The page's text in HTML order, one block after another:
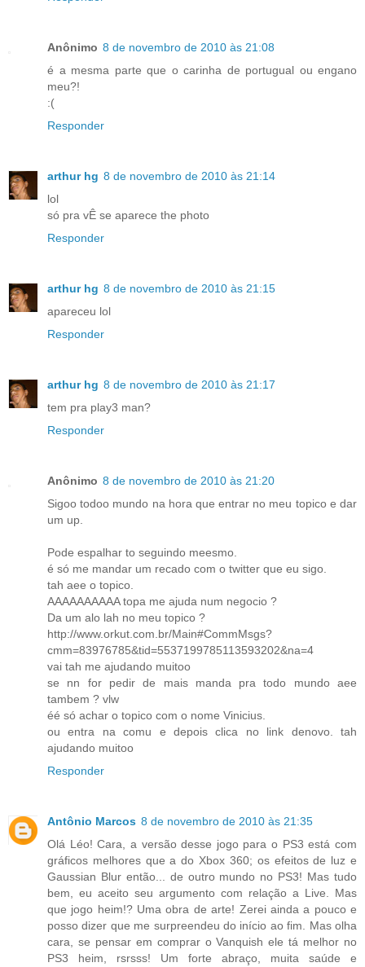
Anônimo 8 de novembro de 2010 às 21:08
é a mesma parte que o carinha de portugual ou engano
meu?!
:(
Responder
arthur hg 8 de novembro de 2010 às 21:14
lol
só pra vÊ se aparece the photo
Responder
arthur hg 8 de novembro de 2010 às 21:15
apareceu lol
Responder
arthur hg 8 de novembro de 2010 às 21:17
tem pra play3 man?
Responder
Anônimo 8 de novembro de 2010 às 21:20
Sigoo todoo mundo na hora que entrar no meu topico e dar
um up.
Pode espalhar to seguindo meesmo.
é só me mandar um recado com o twitter que eu sigo.
tah aee o topico.
AAAAAAAAAA topa me ajuda num negocio ?
Da um alo lah no meu topico ?
http://www.orkut.com.br/Main#CommMsgs?
cmm=83976785&tid=5537199785113593202&na=4
vai tah me ajudando muitoo
se nn for pedir de mais manda pra todo mundo aee
tambem ? vlw
éé só achar o topico com o nome Vinicius.
ou entra na comu e depois clica no link denovo. tah
ajudando muitoo
Responder
Antônio Marcos 8 de novembro de 2010 às 21:35
Olá Léo! Cara, a versão desse jogo para o PS3 está com
gráficos melhores que a do Xbox 360; os efeitos de luz e
Gaussian Blur então... de outro mundo no PS3! Mas tudo
bem, eu aceito seu argumento com relação a Live. Mas
que jogo heim!? Uma obra de arte! Zerei ainda a pouco e
posso dizer que me surpreendeu do início ao fim. Mas olha
cara, se pensar em comprar o Vanquish ele tá melhor no
PS3 heim, rsrsss! Um forte abraço, muita saúde e